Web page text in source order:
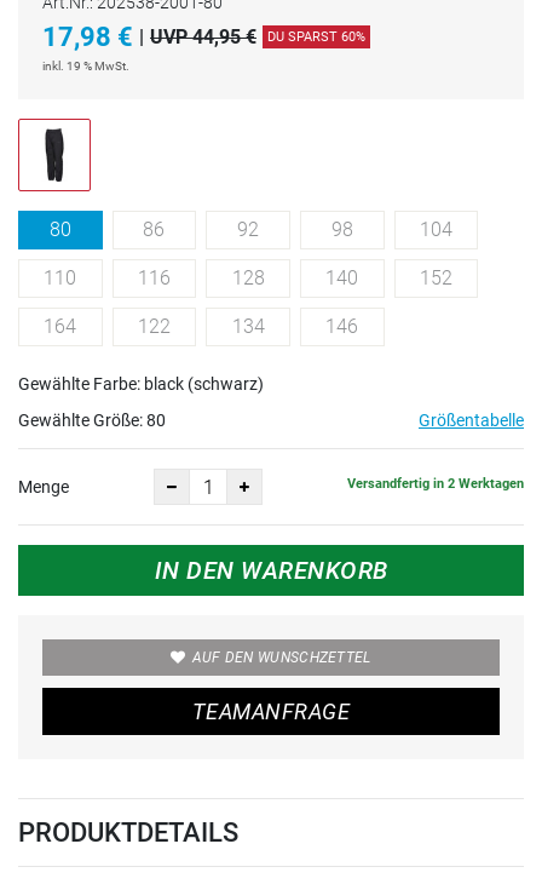
17,98 € | UVP 44,95 € DU SPARST 60%
inkl. 19 % MwSt.
80 86 92 98 104
110 116 128 140 152
164 122 134 146
Gewählte Farbe: black (schwarz)
Gewählte Größe:80 Größentabelle
Menge Versandfertig in 2 Werktagen
IN DEN WARENKORB
AUF DEN WUNSCHZETTEL
TEAMANFRAGE
PRODUKTDETAILS